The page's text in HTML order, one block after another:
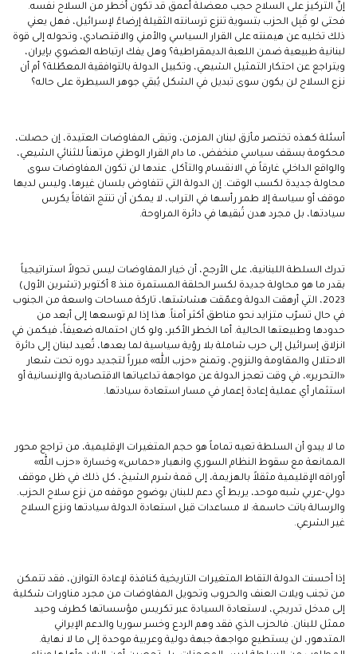
إنَّ التركيز على السلاح حجب معضلة أعمق قد تكون أخطر من السلاح نفسه.
فحتى لو قَبِل الحزب بتسوية تنزع ترسانته الثقيلة إرضاءً لإسرائيل، فهل يعني
ذلك تخليه عن هيمنته على القرار السياسي والأمني والاقتصادي، وتحوله إلى قوة
لبنانية طبيعية ضمن اللعبة الديمقراطية؟ وهل يفك ارتباطه العضوي بإيران،
ويتراجع عن احتكار التمثيل الشيعي، وتكبيل الدولة بالتوافقية المعطّلة؟ أم أن
نزع السلاح لن يكون سوى تبديل في الشكل يُبقي جوهر السيطرة على حاله؟
أسئلة كهذه تختصر مأزق لبنان المزمن، وتبقى المفاوضات العتيدة، إن حصلت،
محكومة بسقف سياسي منخفض، ما دام القرار الوطني مرتهناً للثنائي الشيعي،
والواقع الداخلي غارقاً في الانقسام والتآكل. عندها لن تكون المفاوضات سوى
محاولة جديدة لكسب الوقت. إن الدولة التي تتفاوض بلسان غيرها، وليس لديها
موقف أو سياسة إلا طمر رأسها في التراب، لا يمكن أن تنتج اتفاقاً يكرس
سيادتها، بل مجرد هدن تُبقيها في دائرة المراوحة.
تدرك السلطة اللبنانية، على الأرجح، أن خيار المفاوضات ليس تحولاً استراتيجياً
بقدر ما هو محاولة جديدة لكسر الحلقة المستمرة منذ 8 أكتوبر (تشرين الأول)
2023، التي أرهقت الدولة وعمّقت هشاشتها، تاركة مساحات واسعة من الجنوب
في حال تسرّب متزايد نحو مناطق أكثر أمناً. هذا إذا لم توسعها إلى أبعد من
حدودها وطبيعتها الحالية. أما الخطر الأكبر، ولو كان احتماله ضعيفاً، فيكمن في
انزلاق إسرائيل إلى حرب شاملة بلا رؤية سياسية لما بعدها، تُعيد لبنان إلى دائرة
الاحتلال والمقاومة والنزوح، وتمنح «حزب الله» مبرراً لتجديد دوره تحت شعار
«التحرير»، في وقت تعجز الدولة عن مواجهة تداعياتها الاقتصادية والإنسانية أو
استثمار أي عملية إعادة إعمار في مسار استعادة سيادتها.
ما لا يبدو أن السلطة تعيه تماماً هو حجم المتغيرات الإقليمية، من تراجع محور
الممانعة مع سقوط النظام السوري وانهيار «حماس» وخسارة «حزب الله»
أوراقه الإقليمية مثقلاً بالهزيمة، إلى قمة شرم الشيخ، كل ذلك في ظل موقف
دولي-عربي شبه موحد، يربط أي دعم للبنان بوضوح موقفه من نزع سلاح الحزب.
والرسالة باتت حاسمة: لا مساعدات قبل استعادة الدولة سيادتها ونزع السلاح
غير الشرعي.
إذا أحسنت الدولة التقاط المتغيرات التاريخية كنافذة لإعادة التوازن، فقد تتمكن
من تجنب ويلات العنف والحروب وتحويل المفاوضات من مجرد مناورات شكلية
إلى مدخل تدريجي، لاستعادة السيادة عبر تكريس مؤسساتها كطرف وحيد
ممثل للبنان. فالحزب الذي فقد وهم الردع وخسر سوريا والدعم الإيراني
المتدهور، لن يستطيع مواجهة جبهة دولية وعربية موحدة إلى ما لا نهاية.